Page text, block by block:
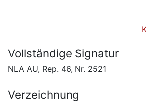
Vollständige Signatur
NLA AU, Rep. 46, Nr. 2521
Verzeichnung